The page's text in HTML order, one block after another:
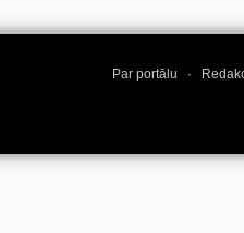
Par portālu ·